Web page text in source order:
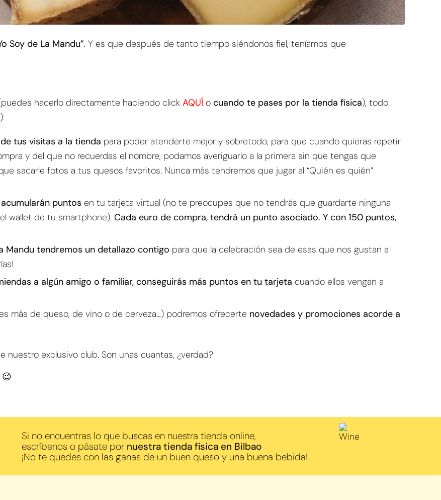
Soy de La Mandu”. Y es que después de tanto tiempo siéndonos fiel, teníamos que
hacerlo directamente haciendo click AQUÍ o cuando te pases por la tienda física), todo
tus visitas a la tienda para poder atenderte mejor y sobretodo, para que cuando quieras repetir
y del que no recuerdas el nombre, podamos averiguarlo a la primera sin que tengas que
sacarle fotos a tus quesos favoritos. Nunca más tendremos que jugar al “Quién es quién”
puntos en tu tarjeta virtual (no te preocupes que no tendrás que guardarte ninguna
wallet de tu smartphone). Cada euro de compra, tendrá un punto asociado. Y con 150 puntos,
Mandu tendremos un detallazo contigo para que la celebración sea de esas que nos gustan a
a algún amigo o familiar, conseguirás más puntos en tu tarjeta cuando ellos vengan a
más de queso, de vino o de cerveza…) podremos ofrecerte novedades y promociones acorde a
nuestro exclusivo club. Son unas cuantas, ¿verdad?
😉
Si no encuentras lo que buscas en nuestra tienda online,
escríbenos o pásate por nuestra tienda física en Bilbao
¡No te quedes con las ganas de un buen queso y una buena bebida!